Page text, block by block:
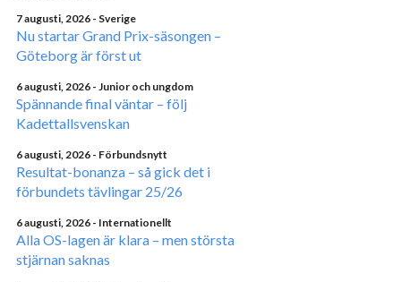
7 augusti, 2026 - Sverige
Nu startar Grand Prix-säsongen –
Göteborg är först ut
6 augusti, 2026 - Junior och ungdom
Spännande final väntar – följ
Kadettallsvenskan
6 augusti, 2026 - Förbundsnytt
Resultat-bonanza – så gick det i
förbundets tävlingar 25/26
6 augusti, 2026 - Internationellt
Alla OS-lagen är klara – men största
stjärnan saknas